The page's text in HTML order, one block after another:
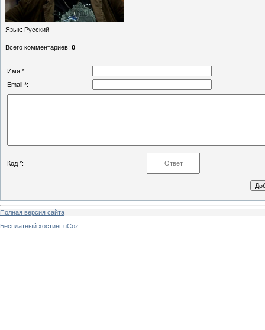
Язык: Русский
Всего комментариев: 0
Имя *:
Email *:
Код *:
Полная версия сайта
Бесплатный хостинг uCoz